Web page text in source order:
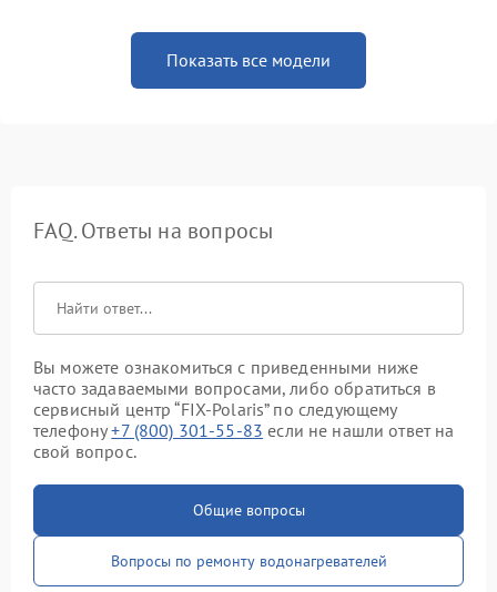
Показать все модели
FAQ. Ответы на вопросы
Вы можете ознакомиться с приведенными ниже
часто задаваемыми вопросами, либо обратиться в
сервисный центр “FIX-Polaris” по следующему
телефону+7 (800) 301-55-83 если не нашли ответ на
свой вопрос.
Общие вопросы
Вопросы по ремонту водонагревателей